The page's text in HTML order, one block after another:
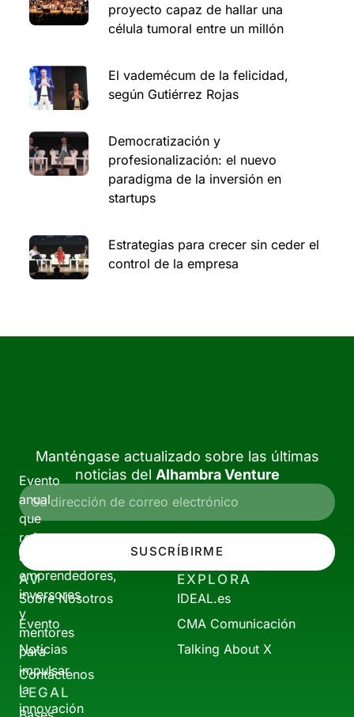
proyecto capaz de hallar una
célula tumoral entre un millón
El vademécum de la felicidad,
según Gutiérrez Rojas
Democratización y
profesionalización: el nuevo
paradigma de la inversión en
startups
Estrategias para crecer sin ceder el
control de la empresa
Evento
anual
que
reúne
a
emprendedores,
inversores
y
mentores
para
impulsar
la
innovación
Manténgase actualizado sobre las últimas
noticias del Alhambra Venture
SUSCRÍBIRME
AV
Sobre Nosotros
Evento
Noticias
Contáctenos
EXPLORA
IDEAL.es
CMA Comunicación
Talking About X
LEGAL